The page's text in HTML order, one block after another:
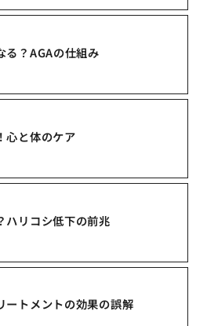
る？AGAの仕組み
心と体のケア
ハリコシ低下の前兆
ートメントの効果の誤解